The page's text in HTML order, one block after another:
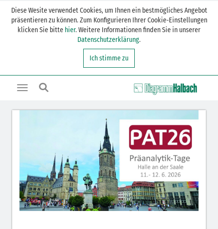
Diese Wesite verwendet Cookies, um Ihnen ein bestmögliches Angebot
präsentieren zu können. Zum Konfigurieren Ihrer Cookie-Einstellungen
klicken Sie bitte hier. Weitere Informationen finden Sie in unserer
Datenschutzerklärung.
Ich stimme zu
Toggle